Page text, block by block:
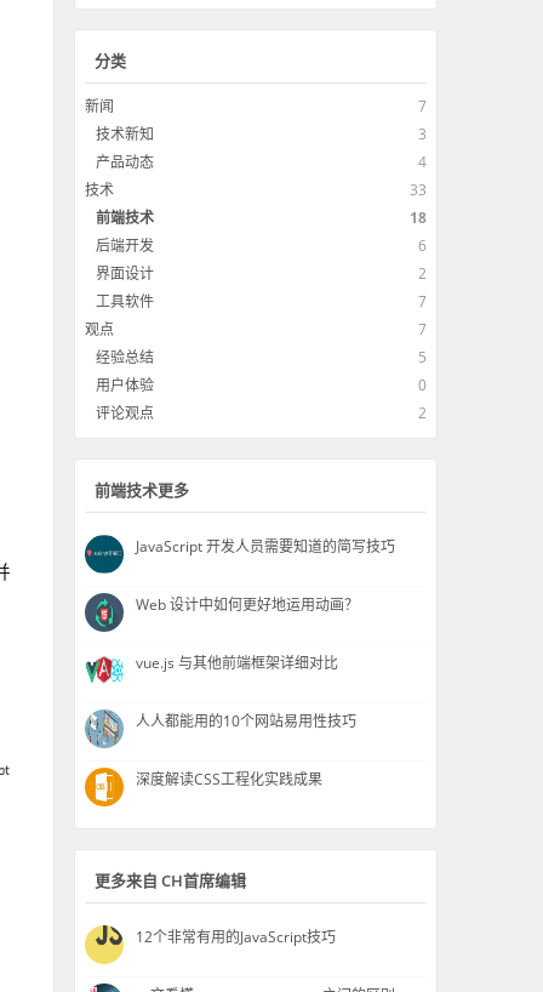
分类
新闻
7
技术新知
3
产品动态
4
技术
33
前端技术
18
后端开发
6
界面设计
2
工具软件
7
观点
7
经验总结
5
用户体验
0
评论观点
2
前端技术更多
JavaScript 开发人员需要知道的简写技巧
Web 设计中如何更好地运用动画？
vue.js 与其他前端框架详细对比
人人都能用的10个网站易用性技巧
深度解读CSS工程化实践成果
更多来自 CH首席编辑
12个非常有用的JavaScript技巧